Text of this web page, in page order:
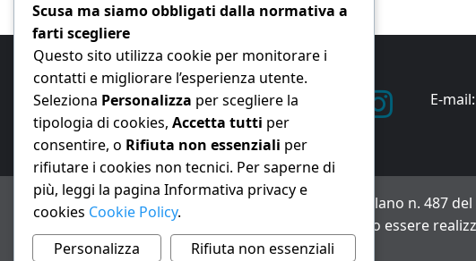
E-mail:
ANNO XXIII – Testata giornalistica reg. Trib. Milano n. 487
Avviso IA: alcuni articoli di questo sito possono essere
Informativa privacy e cookie
Scusa ma siamo obbligati dalla normativa a
farti scegliere
Questo sito utilizza cookie per monitorare i
contatti e migliorare l’esperienza utente.
Seleziona Personalizza per scegliere la
tipologia di cookies, Accetta tutti per
consentire, o Rifiuta non essenziali per
rifiutare i cookies non tecnici. Per saperne di
più, leggi la pagina Informativa privacy e
cookies Cookie Policy.
Personalizza
Rifiuta non essenziali